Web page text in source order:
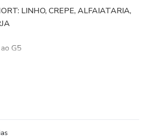
LINHO, CREPE, ALFAIATARIA,
G5
para o seu e-mail
busca praticidade e qualidade!